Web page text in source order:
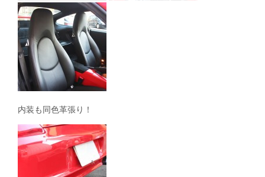
内装も同色革張り！